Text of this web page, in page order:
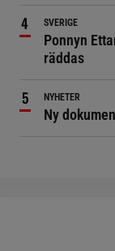
SVERIGE
Ponnyn
räddas
NYHETER
Ny